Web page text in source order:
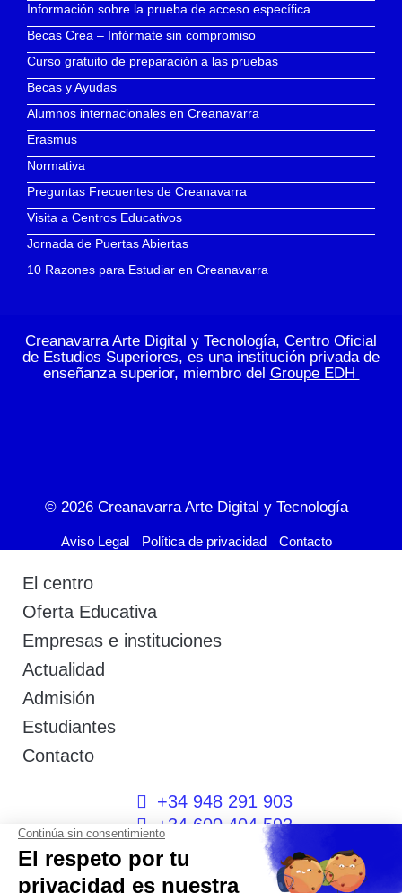
Información sobre la prueba de acceso específica
Becas Crea – Infórmate sin compromiso
Curso gratuito de preparación a las pruebas
Becas y Ayudas
Alumnos internacionales en Creanavarra
Erasmus
Normativa
Preguntas Frecuentes de Creanavarra
Visita a Centros Educativos
Jornada de Puertas Abiertas
10 Razones para Estudiar en Creanavarra
Creanavarra Arte Digital y Tecnología, Centro Oficial
de Estudios Superiores, es una institución privada de
enseñanza superior, miembro del Groupe EDH
© 2026 Creanavarra Arte Digital y Tecnología
Aviso Legal Política de privacidad Contacto
El centro
Oferta Educativa
Empresas e instituciones
Actualidad
Admisión
Estudiantes
Contacto
+34 948 291 903
+34 600 404 592
I
F
T
L
Y